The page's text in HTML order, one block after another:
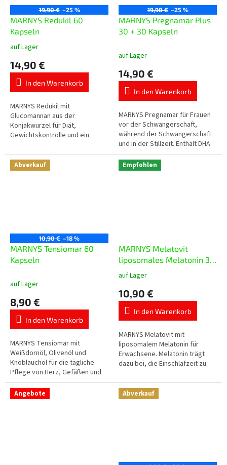
19,90 € –25 %
MARNYS Redukil 60
Kapseln
Die
Produktbewertung
ist
5,0
5
Sternen.
auf Lager
14,90 €
In den Warenkorb
MARNYS Redukil mit
Glucomannan aus der
Konjakwurzel für Diät,
Gewichtskontrolle und ein
Essen. Die Tagesdosis enthält 3
g Glucomannan, das im
Rahmen...
19,90 € –25 %
MARNYS Pregnamar Plus
30 + 30 Kapseln
auf Lager
14,90 €
In den Warenkorb
MARNYS Pregnamar für Frauen
vor der Schwangerschaft,
während der Schwangerschaft
und in der Stillzeit. Enthält DHA
und EPA aus Fischöl, Folsäure,
Jod, Eisen, Zink, Magnesium
und...
Abverkauf
10,90 € –18 %
MARNYS Tensiomar 60
Kapseln
auf Lager
8,90 €
In den Warenkorb
MARNYS Tensiomar mit
Weißdornöl, Olivenöl und
Knoblauchöl für die tägliche
Pflege von Herz, Gefäßen und
Blutkreislauf. Jede Kapsel
enthält 200 mg Weißdornöl, 200
mg Olivenöl und...
Empfohlen
MARNYS Melatovit
liposomales Melatonin 30
ml
Die
Produktbewertung
ist
5,0
5
Sternen.
auf Lager
10,90 €
In den Warenkorb
MARNYS Melatovit mit
liposomalem Melatonin für
Erwachsene. Melatonin trägt
dazu bei, die Einschlafzeit zu
enthält 1 mg Melatonin.
Angebote Abverkauf